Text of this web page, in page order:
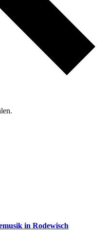
in Rodewisch